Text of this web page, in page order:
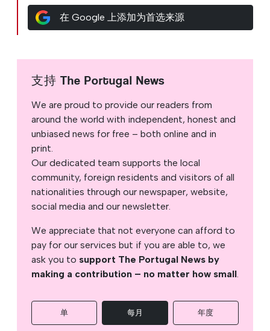
在 Google 上添加为首选来源
支持 The Portugal News
We are proud to provide our readers from
around the world with independent, honest and
unbiased news for free – both online and in
print.
Our dedicated team supports the local
community, foreign residents and visitors of all
nationalities through our newspaper, website,
social media and our newsletter.
We appreciate that not everyone can afford to
pay for our services but if you are able to, we
ask you to support The Portugal News by
making a contribution – no matter how small.
单 每月 年度